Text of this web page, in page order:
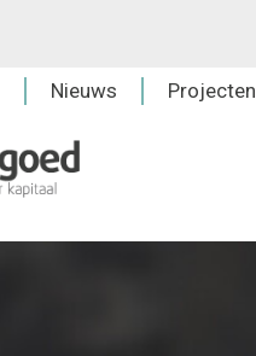
Nieuws Projecten